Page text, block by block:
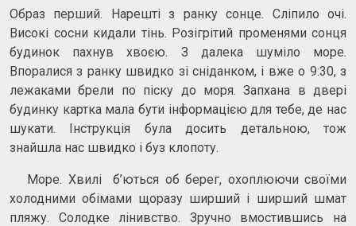
Образ перший. Нарешті з ранку сонце. Сліпило очі.
Високі сосни кидали тінь. Розігрітий променями сонця
будинок пахнув хвоєю. З далека шуміло море.
Впоралися з ранку швидко зі сніданком, і вже о 9:30, з
лежаками брели по піску до моря. Запхана в двері
будинку картка мала бути інформацією для тебе, де нас
шукати. Інструкція була досить детальною, тож
знайшла нас швидко і буз клопоту.
Море. Хвилі б’ються об берег, охоплюючи своїми
холодними обімами щоразу ширший і ширший шмат
пляжу. Солодке лінивство. Зручно вмостившись на